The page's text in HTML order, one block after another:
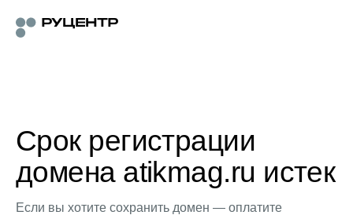
Срок регистрации
домена atikmag.ru истек
Если вы хотите сохранить домен — оплатите